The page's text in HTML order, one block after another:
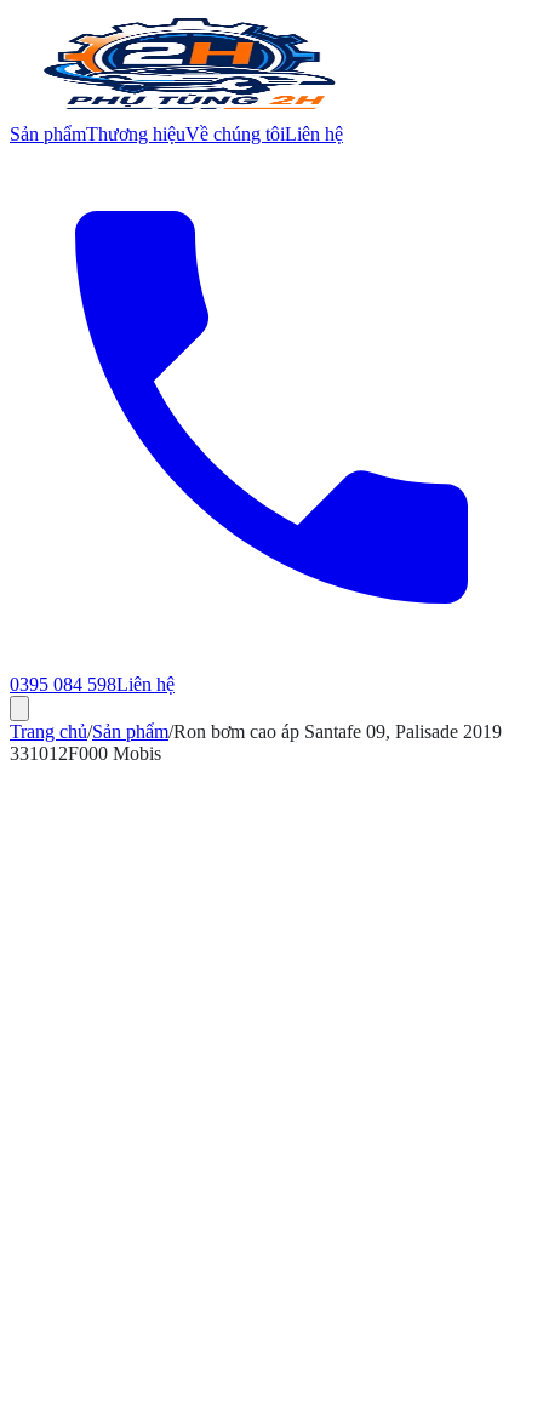
Sản phẩmThương hiệuVề chúng tôiLiên hệ
0395 084 598Liên hệ
Trang chủ/Sản phẩm/Ron bơm cao áp Santafe 09, Palisade 2019
331012F000 Mobis